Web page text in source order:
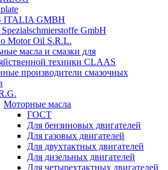
ITALIA GMBH
GmbH
Motor Oil S.R.L.
масла и смазки для
техники CLAAS
производители смазочных
Моторные масла
ГОСТ
Для бензиновых двигателей
Для газовых двигателей
Для двухтактных двигателей
Для дизельных двигателей
Для четырехтактных двигателей